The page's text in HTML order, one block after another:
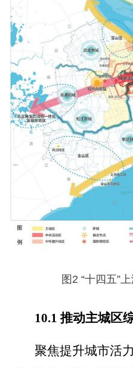
图2 “十四五”
10.1 推动主城区
聚焦提升城市活